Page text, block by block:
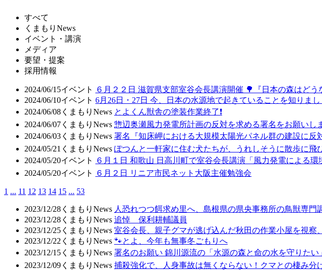
すべて
くまもりNews
イベント・講演
メディア
要望・提案
採用情報
2024/06/15イベント
６月２２日 滋賀県支部室谷会長講演開催 🌳『日本の森はど
2024/06/10イベント 6月26日・27日 今、日本の水源地で起きていることを知りまし
2024/06/08 くまもりNews とよくん獣舎の塗装作業終了❗
2024/06/07 くまもりNews 惣辺奥瀬風力発電所計画の反対を求める署名をお願いし
2024/06/03 くまもりNews 署名『知床岬における大規模太陽光パネル群の建設に反
2024/05/21 くまもりNews ぽつんと一軒家に住む犬たちが、うれしそうに散歩に飛
2024/05/20イベント
６月１日 和歌山 日高川町で室谷会長講演「風力発電による環
2024/05/20イベント ６月２日 リニア市民ネット大阪主催勉強会
1 ... 11 12 13 14 15 ... 53
2023/12/28 くまもりNews 人恐れつつ餌求め里へ、島根県の県央事務所の鳥獣専門
2023/12/28 くまもりNews 追悼 保利耕輔議員
2023/12/25 くまもりNews 室谷会長、親子グマが逃げ込んだ秋田の作業小屋を視察
2023/12/22 くまもりNews 🐾とよ、今年も無事冬ごもりへ
2023/12/15 くまもりNews 署名のお願い 錦川源流の「水源の森と命の水を守りたい」
2023/12/09 くまもりNews 捕殺強化で、人身事故は無くならない！クマとの棲み